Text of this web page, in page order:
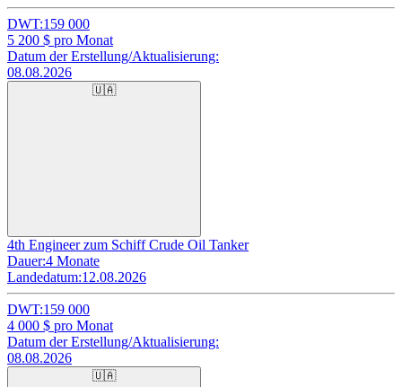
DWT:159 000
5 200 $ pro Monat
Datum der Erstellung/Aktualisierung:
08.08.2026
🇺🇦
4th Engineer zum Schiff Crude Oil Tanker
Dauer:4 Monate
Landedatum:12.08.2026
DWT:159 000
4 000 $ pro Monat
Datum der Erstellung/Aktualisierung:
08.08.2026
🇺🇦